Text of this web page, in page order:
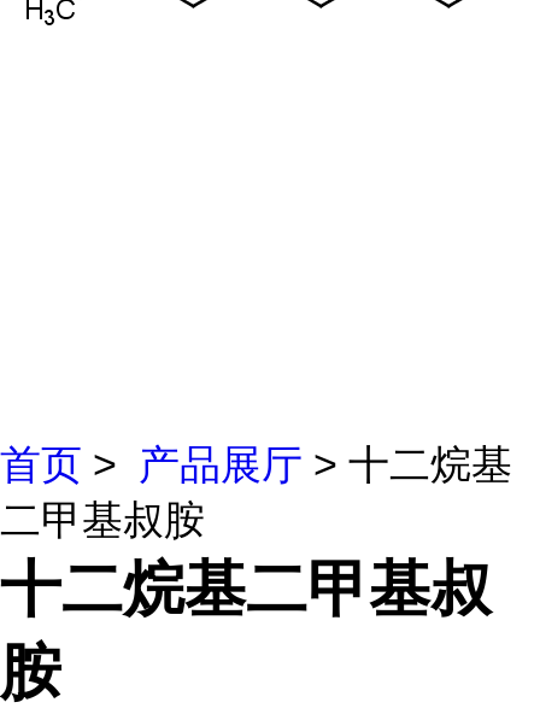
首页 > 产品展厅 > 十二烷基
二甲基叔胺
十二烷基二甲基叔
胺